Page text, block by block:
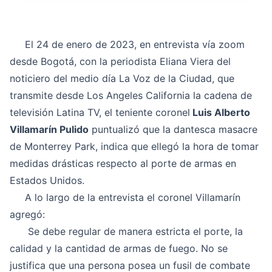
El 24 de enero de 2023, en entrevista vía zoom
desde Bogotá, con la periodista Eliana Viera del
noticiero del medio día La Voz de la Ciudad, que
transmite desde Los Angeles California la cadena de
televisión Latina TV, el teniente coronel Luis Alberto
Villamarín Pulido puntualizó que la dantesca masacre
de Monterrey Park, indica que ellegó la hora de tomar
medidas drásticas respecto al porte de armas en
Estados Unidos.
A lo largo de la entrevista el coronel Villamarín
agregó:
Se debe regular de manera estricta el porte, la
calidad y la cantidad de armas de fuego. No se
justifica que una persona posea un fusil de combate